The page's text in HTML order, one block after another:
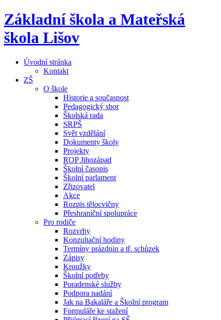
Základní škola a Mateřská
škola Lišov
Úvodní stránka
Kontakt
ZŠ
O škole
Historie a současnost
Pedagogický sbor
Školská rada
SRPŠ
Svět vzdělání
Dokumenty školy
Projekty
ROP Jihozápad
Školní časopis
Školní parlament
Zřizovatel
Akce
Rozpis tělocvičny
Přeshraniční spolupráce
Pro rodiče
Rozvrhy
Konzultační hodiny
Termíny prázdnin a tř. schůzek
Zápisy
Kroužky
Školní potřeby
Poradenské služby
Podpora nadání
Jak na Bakaláře a Školní program
Formuláře ke stažení